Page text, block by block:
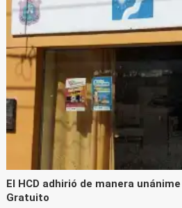
El HCD adhirió de manera
Gratuito